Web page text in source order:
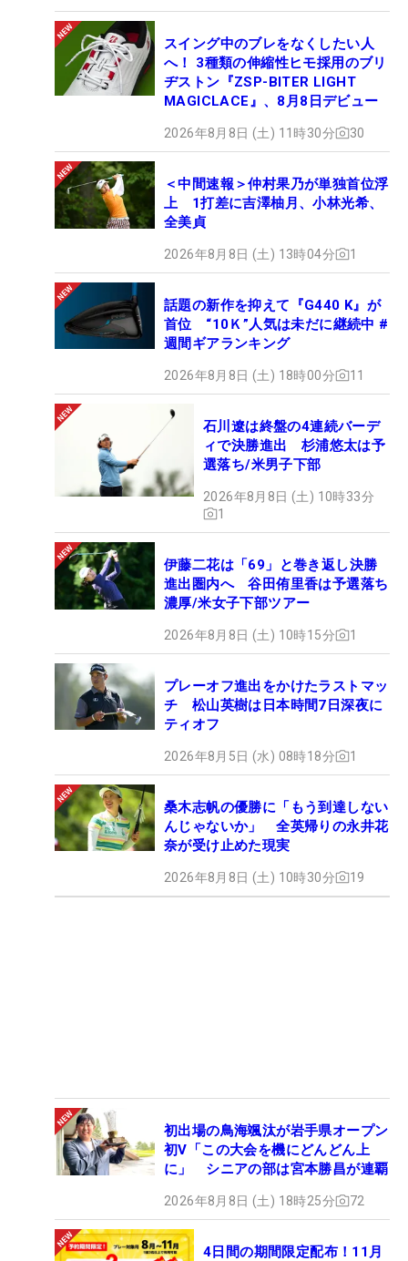
スイング中のブレをなくしたい人
へ！ 3種類の伸縮性ヒモ採用のブリ
ヂストン『ZSP-BITER LIGHT
MAGICLACE』、8月8日デビュー
2026年8月8日 (土) 11時30分 30
＜中間速報＞仲村果乃が単独首位浮
上 1打差に吉澤柚月、小林光希、
全美貞
2026年8月8日 (土) 13時04分 1
話題の新作を抑えて『G440 K』が
首位 “10Ｋ”人気は未だに継続中 #
週間ギアランキング
2026年8月8日 (土) 18時00分 11
石川遼は終盤の4連続バーデ
ィで決勝進出 杉浦悠太は予
選落ち/米男子下部
2026年8月8日 (土) 10時33分
1
伊藤二花は「69」と巻き返し決勝
進出圏内へ 谷田侑里香は予選落ち
濃厚/米女子下部ツアー
2026年8月8日 (土) 10時15分 1
プレーオフ進出をかけたラストマッ
チ 松山英樹は日本時間7日深夜に
ティオフ
2026年8月5日 (水) 08時18分 1
桑木志帆の優勝に「もう到達しない
んじゃないか」 全英帰りの永井花
奈が受け止めた現実
2026年8月8日 (土) 10時30分 19
初出場の鳥海颯汰が岩手県オープン
初V「この大会を機にどんどん上
に」 シニアの部は宮本勝昌が連覇
2026年8月8日 (土) 18時25分 72
4日間の期間限定配布！11月